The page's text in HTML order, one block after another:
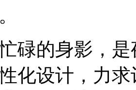
的身影，是
化设计，力